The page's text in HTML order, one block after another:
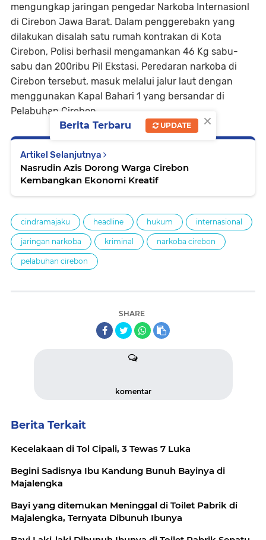
mengungkap jaringan pengedar Narkoba Internasionl
di Cirebon Jawa Barat. Dalam penggerebakn yang
dilakukan disalah satu rumah kontrakan di Kota
Cirebon, Polisi berhasil mengamankan 46 Kg sabu-
sabu dan 200ribu Pil Ekstasi. Peredaran narkoba di
Cirebon tersebut, masuk melalui jalur laut dengan
menggunakan Kapal Bahari 1 yang bersandar di
Pelabuhan Cirebon.
Artikel Selanjutnya
Nasrudin Azis Dorong Warga Cirebon
Kembangkan Ekonomi Kreatif
cindramajaku headline hukum internasional
jaringan narkoba kriminal narkoba cirebon
pelabuhan cirebon
SHARE
komentar
Berita Terkait
Kecelakaan di Tol Cipali, 3 Tewas 7 Luka
Begini Sadisnya Ibu Kandung Bunuh Bayinya di
Majalengka
Bayi yang ditemukan Meninggal di Toilet Pabrik di
Majalengka, Ternyata Dibunuh Ibunya
×
Berita Terbaru UPDATE